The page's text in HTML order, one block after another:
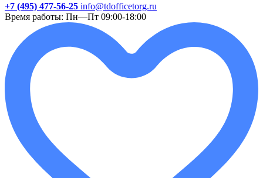
+7 (495) 477-56-25 info@tdofficetorg.ru
Время работы: Пн—Пт 09:00-18:00